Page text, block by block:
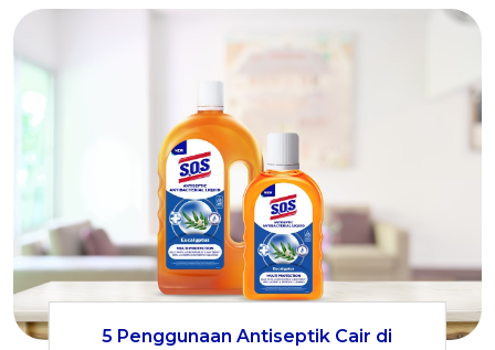
5 Penggunaan Antiseptik Cair di